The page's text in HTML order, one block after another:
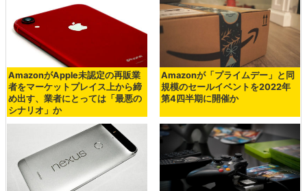
AmazonがApple未認定の再販業
者をマーケットプレイス上から締
め出す、業者にとっては「最悪の
シナリオ」か
Amazonが「プライムデー」と同
規模のセールイベントを2022年
第4四半期に開催か